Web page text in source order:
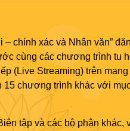
chính xác và Nhân văn”
cùng các chương trình tu
(Live Streaming) trên mạng
chương trình khác với
tập và các bộ phận khác,